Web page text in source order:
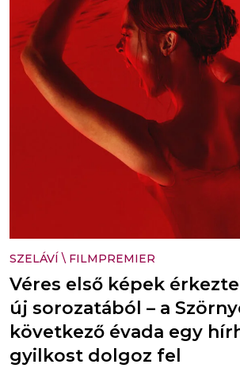
SZELÁVÍ \ FILMPREMIER
Véres első képek
új sorozatából – a
következő évada egy
gyilkost dolgoz fel